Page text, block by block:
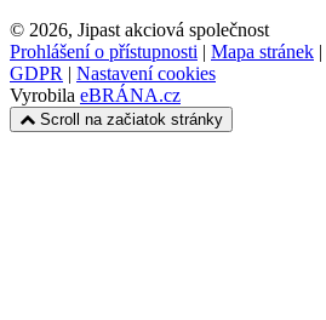
© 2026, Jipast akciová společnost
Prohlášení o přístupnosti | Mapa stránek |
GDPR | Nastavení cookies
Vyrobila eBRÁNA.cz
Scroll na začiatok stránky